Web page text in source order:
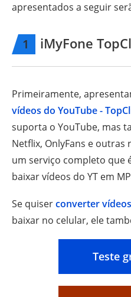
apresentados a seguir
1 iMyFone
Primeiramente,
vídeos do YouTube -
suporta o YouTube, mas
Netflix, OnlyFans e outras
um serviço completo que
baixar vídeos do YT em
Se quiserconverter
baixar no celular, ele
Teste